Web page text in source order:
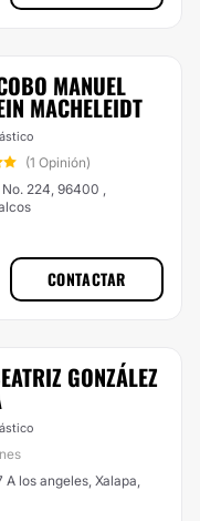
MANUEL
MACHELEIDT
(1 Opinión)
224, 96400 ,
CONTACTAR
GONZÁLEZ
A los angeles, Xalapa,